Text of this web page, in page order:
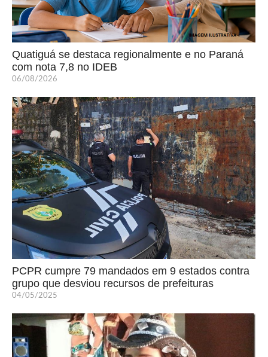
Quatiguá se destaca regionalmente e no Paraná
com nota 7,8 no IDEB
06/08/2026
PCPR cumpre 79 mandados em 9 estados contra
grupo que desviou recursos de prefeituras
04/05/2025